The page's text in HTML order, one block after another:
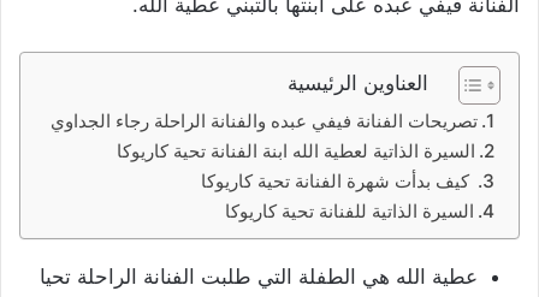
الفنانة فيفي عبده على ابنتها بالتبني عطية الله.
العناوين الرئيسية
تصريحات الفنانة فيفي عبده والفنانة الراحلة رجاء الجداوي
السيرة الذاتية لعطية الله ابنة الفنانة تحية كاريوكا
كيف بدأت شهرة الفنانة تحية كاريوكا
السيرة الذاتية للفنانة تحية كاريوكا
عطية الله هي الطفلة التي طلبت الفنانة الراحلة تحيا